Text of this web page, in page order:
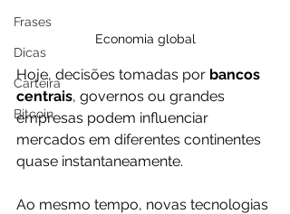
Frases
Dicas
Carteira
Bitcoin
Economia global
Hoje, decisões tomadas por bancos
centrais, governos ou grandes
empresas podem influenciar
mercados em diferentes continentes
quase instantaneamente.
Ao mesmo tempo, novas tecnologias